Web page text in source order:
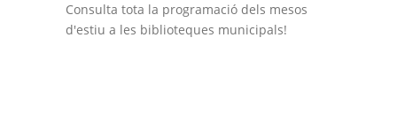
Consulta tota la programació dels mesos
d'estiu a les biblioteques municipals!